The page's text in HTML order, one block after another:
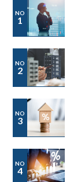
NO
1
NO
2
NO
3
NO
4